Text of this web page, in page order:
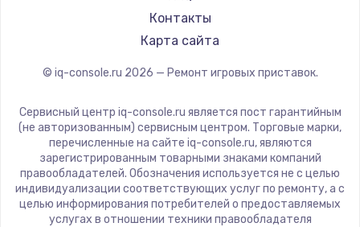
Контакты
Карта сайта
© iq-console.ru 2026 — Ремонт игровых приставок.
Сервисный центр iq-console.ru является пост гарантийным
(не авторизованным) сервисным центром. Торговые марки,
перечисленные на сайте iq-console.ru, являются
зарегистрированным товарными знаками компаний
правообладателей. Обозначения используется не с целью
индивидуализации соответствующих услуг по ремонту, а с
целью информирования потребителей о предоставляемых
услугах в отношении техники правообладателя